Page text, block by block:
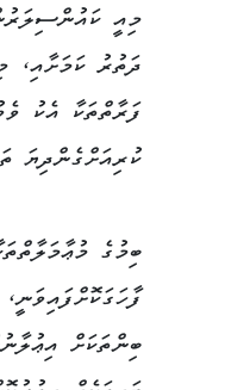
މިއީ
ދަތުރު ކަމަށާއި،
ފަރާތްތަކާ އެކު
ކުރިއަށްގެންދިޔަ
ބިމުގެ
ބިންތަކަށް